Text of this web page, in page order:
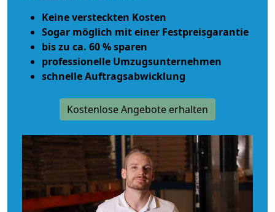
Keine versteckten Kosten
Sogar möglich mit einer Festpreisgarantie
bis zu ca. 60 % sparen
professionelle Umzugsunternehmen
schnelle Auftragsabwicklung
Kostenlose Angebote erhalten